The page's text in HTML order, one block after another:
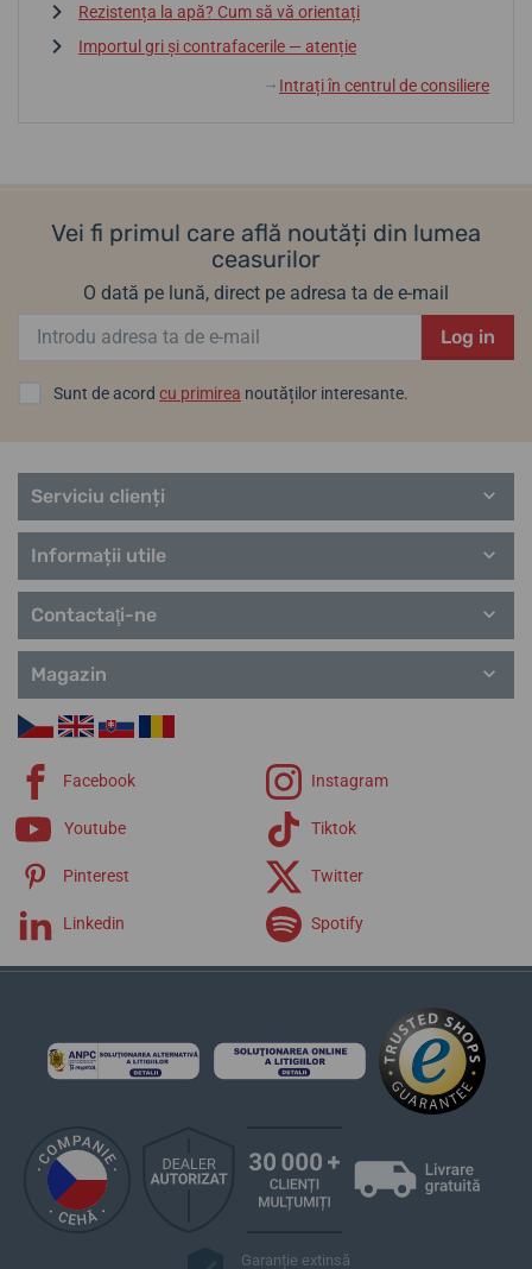
Rezistența la apă? Cum să vă orientați
Importul gri și contrafacerile — atenție
↓ Intrați în centrul de consiliere
Vei fi primul care află noutăți din lumea
ceasurilor
O dată pe lună, direct pe adresa ta de e-mail
Log in
Sunt de acord cu primirea noutăților interesante.
Serviciu clienți
Informații utile
Contactaţi-ne
Magazin
Facebook Instagram
Youtube Tiktok
Pinterest Twitter
Linkedin Spotify
Garanție extinsă